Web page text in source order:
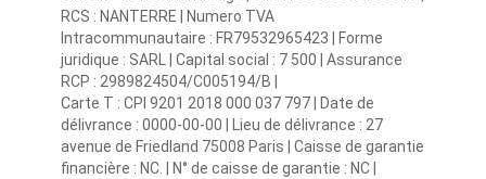
RCS : NANTERRE | Numero TVA
Intracommunautaire : FR79532965423 | Forme
juridique : SARL | Capital social : 7 500 | Assurance
RCP : 2989824504/C005194/B |
Carte T : CPI 9201 2018 000 037 797 | Date de
délivrance : 0000-00-00 | Lieu de délivrance : 27
avenue de Friedland 75008 Paris | Caisse de garantie
financière : NC. | N° de caisse de garantie : NC |